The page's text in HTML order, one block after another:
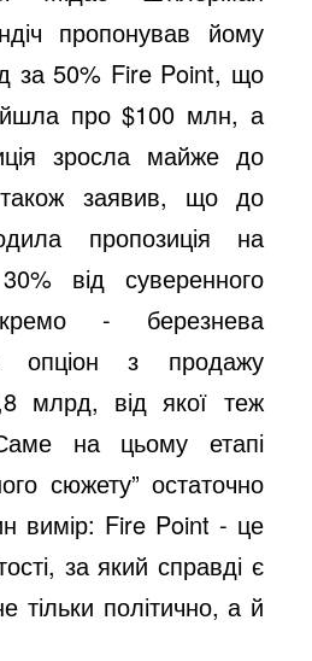
пропонував йому
за 50% Fire Point, що
про $100 млн, а
зросла майже до
заявив, що до
пропозиція на
від суверенного
- березнева
опціон з продажу
млрд, від якої теж
на цьому етапі
сюжету” остаточно
вимір: Fire Point - це
за який справді є
тільки політично, а й